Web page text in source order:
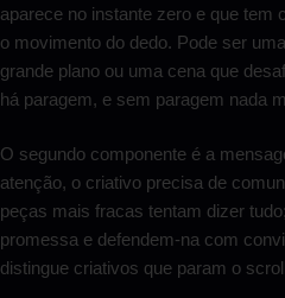
aparece no instante zero e que tem
o movimento do dedo. Pode ser
grande plano ou uma cena que
há paragem, e sem paragem nada
O segundo componente é a
atenção, o criativo precisa de
peças mais fracas tentam dizer
promessa e defendem-na com
distingue criativos que param o